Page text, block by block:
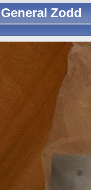
Zodd